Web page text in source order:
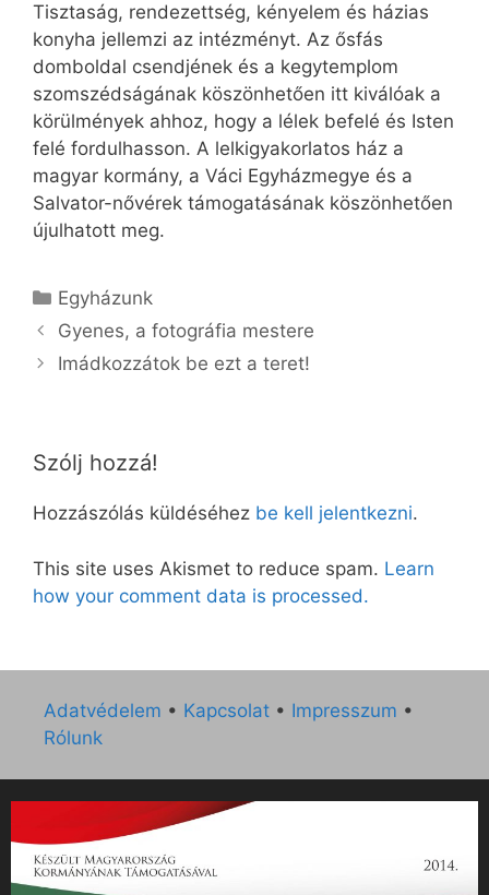
Tisztaság, rendezettség, kényelem és házias
konyha jellemzi az intézményt. Az ősfás
domboldal csendjének és a kegytemplom
szomszédságának köszönhetően itt kiválóak a
körülmények ahhoz, hogy a lélek befelé és Isten
felé fordulhasson. A lelkigyakorlatos ház a
magyar kormány, a Váci Egyházmegye és a
Salvator-nővérek támogatásának köszönhetően
újulhatott meg.
Kategória
Egyházunk
Gyenes, a fotográfia mestere
Imádkozzátok be ezt a teret!
Szólj hozzá!
Hozzászólás küldéséhez be kell jelentkezni.
This site uses Akismet to reduce spam. Learn
how your comment data is processed.
Adatvédelem • Kapcsolat • Impresszum •
Rólunk